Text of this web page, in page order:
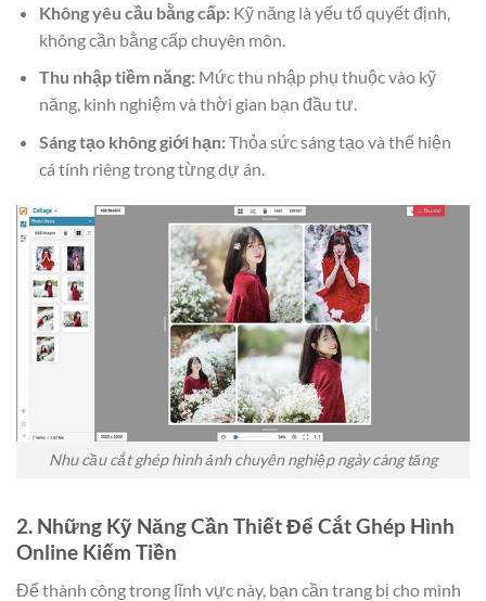
Không yêu cầu bằng cấp:Kỹ năng là yếu tố quyết định,
không cần bằng cấp chuyên môn.
Thu nhập tiềm năng:Mức thu nhập phụ thuộc vào kỹ
năng, kinh nghiệm và thời gian bạn đầu tư.
Sáng tạo không giới hạn:Thỏa sức sáng tạo và thể hiện
cá tính riêng trong từng dự án.
Nhu cầu cắt ghép hình ảnh chuyên nghiệp ngày càng tăng
2. Những Kỹ Năng Cần Thiết Để Cắt Ghép Hình
Online Kiếm Tiền
Để thành công trong lĩnh vực này, bạn cần trang bị cho mình